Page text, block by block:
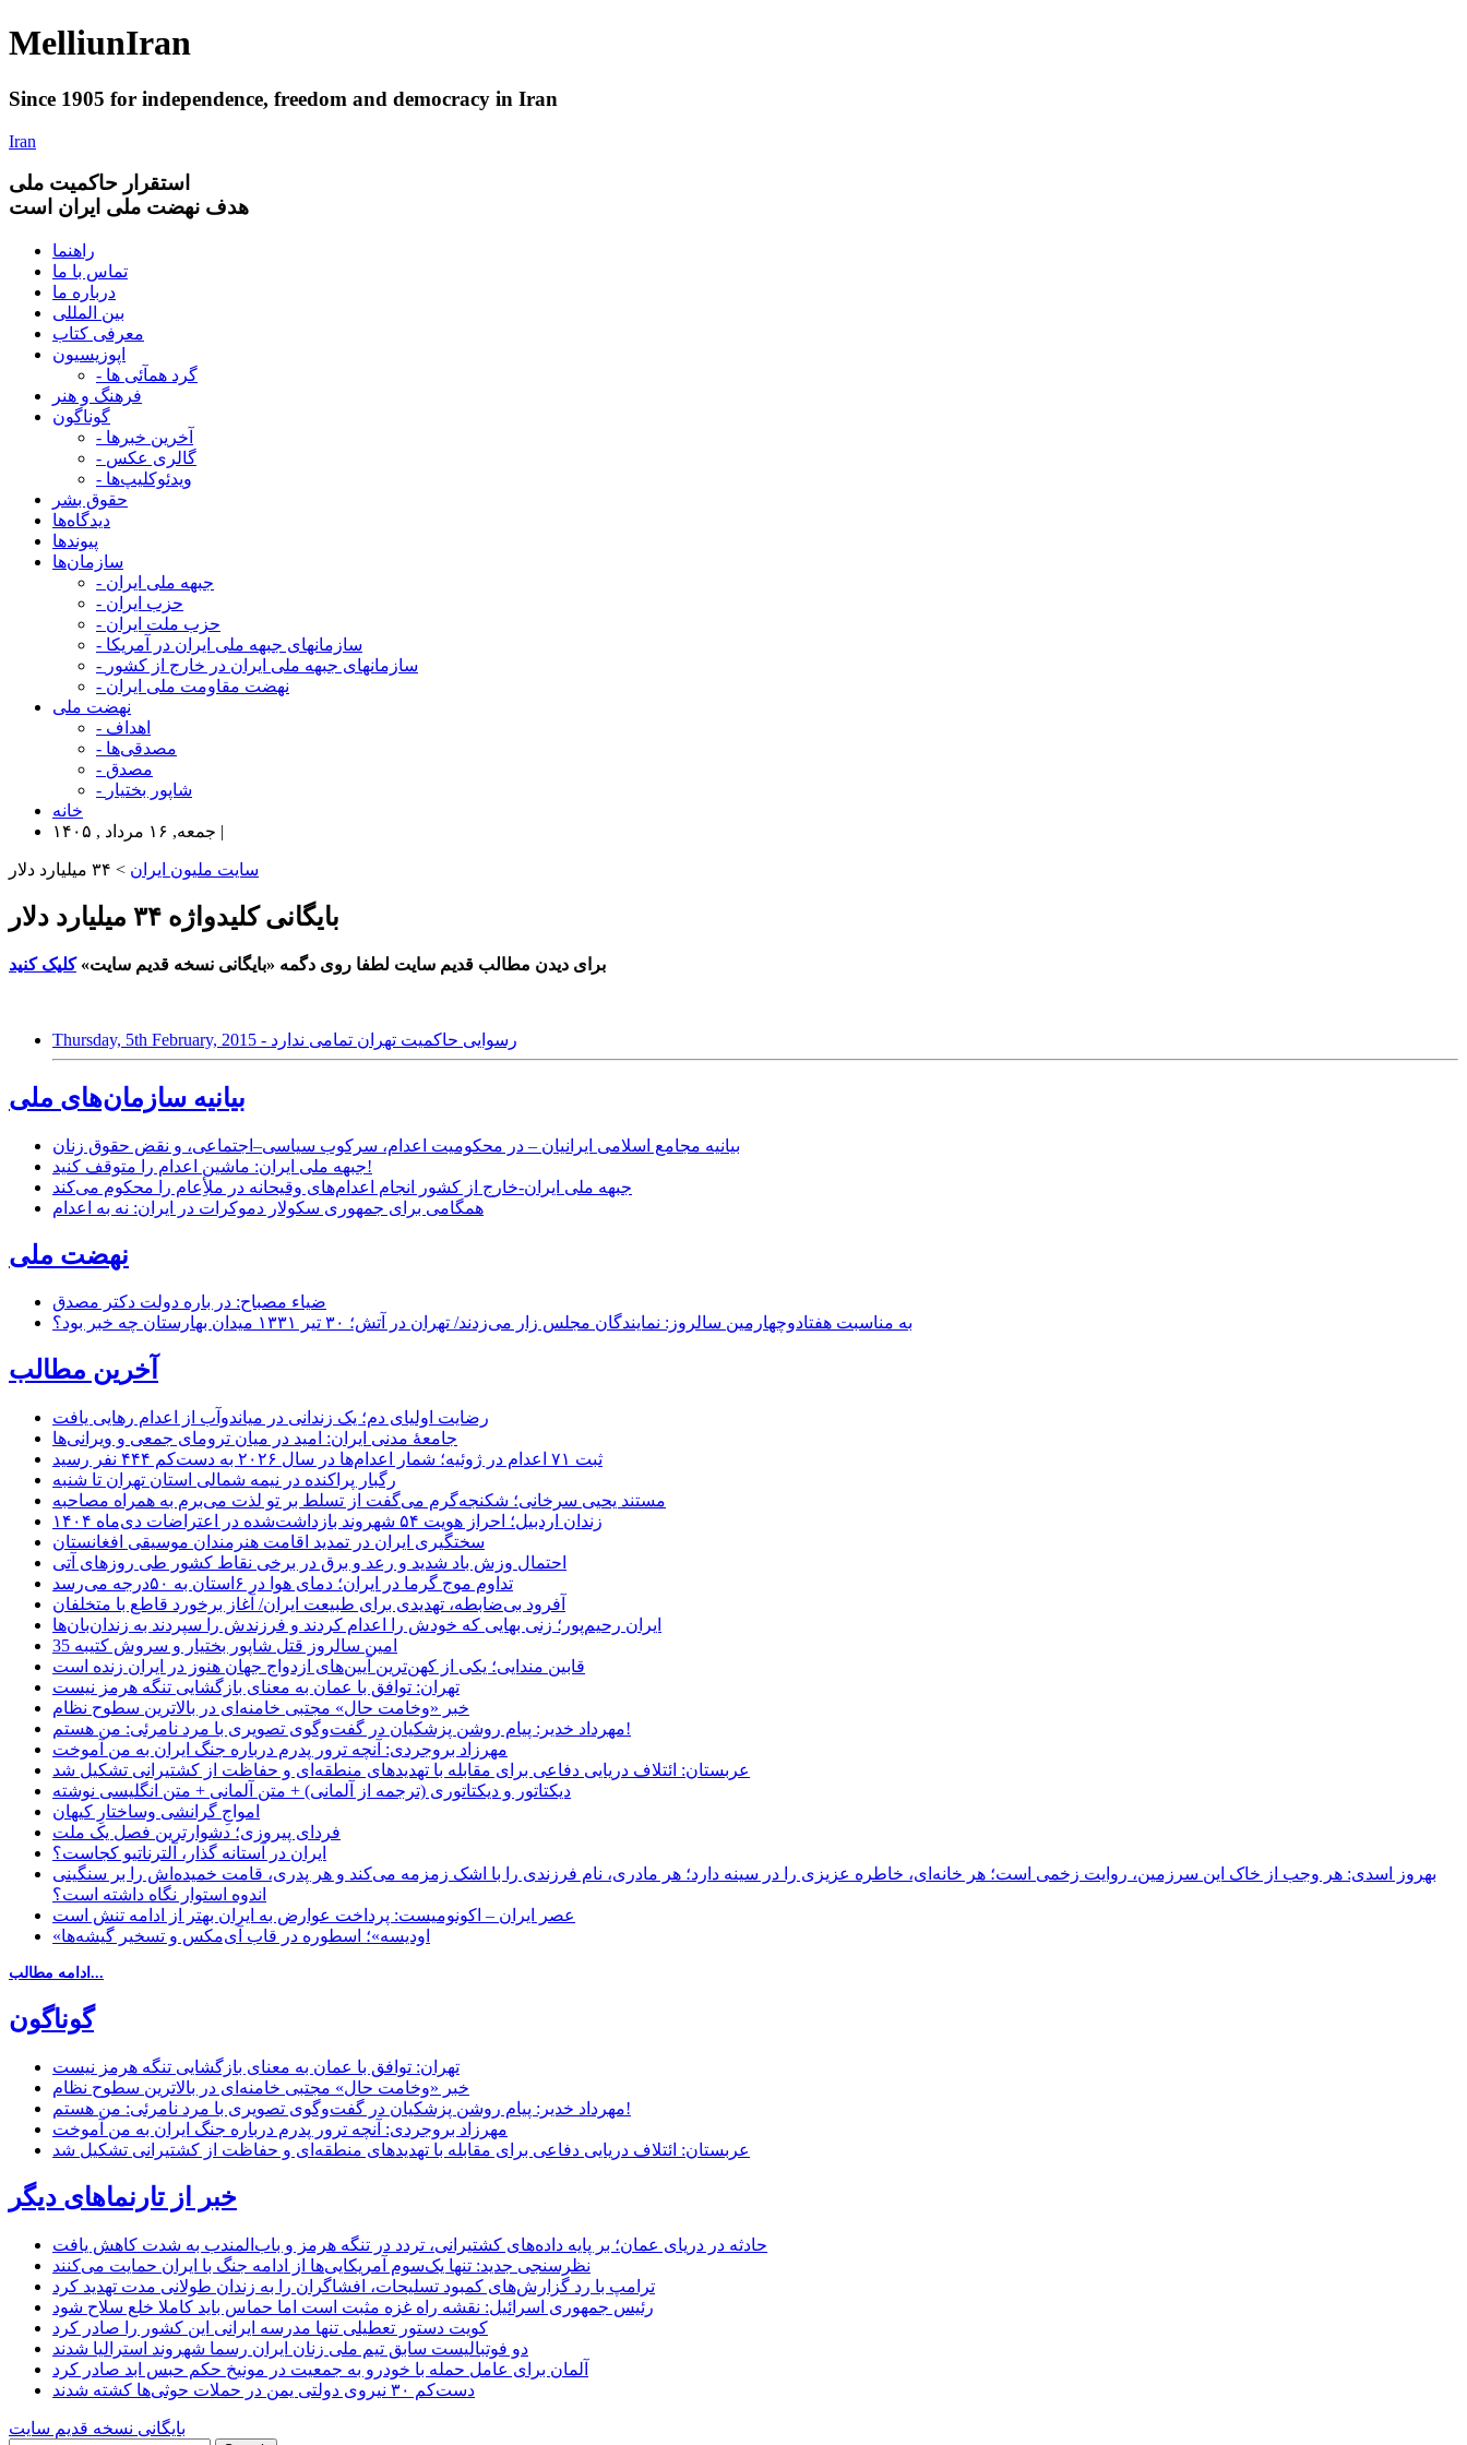
MelliunIran
Since 1905 for independence, freedom and democracy in Iran
Iran
استقرار حاکميت ملی
هدف نهضت ملی ایران است
راهنما
تماس با ما
درباره ما
بین المللی
معرفی کتاب
اپوزیسیون
- گرد همآئی ها
فرهنگ و هنر
گوناگون
- آخرین خبرها
- گالری عکس
- ویدئوکلیپ‌ها
حقوق بشر
دیدگاه‌ها
پیوندها
سازمان‌ها
- جبهه ملی ایران
- حزب ایران
- حزب ملت ایران
- سازمانهای جبهه ملی ایران در آمریکا
- سازمانهای جبهه ملی ایران در خارج از کشور
- نهضت مقاومت ملی ایران
نهضت ملی
- اهداف
- مصدقی‌ها
- مصدق
- شاپور بختیار
خانه
جمعه, ۱۶ مرداد , ۱۴۰۵ |
سایت ملیون ایران > ۳۴ میلیارد دلار
بایگانی کلیدواژه ۳۴ میلیارد دلار
برای دیدن مطالب قدیم سایت لطفا روی دگمه «بایگانی نسخه قدیم سایت»کلیک کنید
Thursday, 5th February, 2015 - رسوایی حاکمیت تهران تمامی ندارد
بیانیه سازمان‌های ملی
بیانیه مجامع اسلامی ایرانیان – در محکومیت اعدام، سرکوب سیاسی–اجتماعی، و نقض حقوق زنان
جبهه ملی ایران: ماشین اعدام را متوقف کنید!
جبهه ملی ایران-خارج از کشور انجام اعدام‌های وقیحانه در ملأِعام را محکوم می‌کند
همگامی برای جمهوری سکولار دموکرات در ایران: نه به اعدام
نهضت ملی
ضیاء مصباح: در باره دولت دکتر مصدق
به مناسبت هفتادوچهارمین سالروز: نمایندگان مجلس زار می‌زدند/ تهران در آتش؛ ۳۰ تیر ۱۳۳۱ میدان بهارستان چه خبر بود؟
آخرین مطالب
رضایت اولیای دم؛ یک زندانی در میاندوآب از اعدام رهایی یافت
جامعهٔ مدنی ایران: امید در میان ترومای جمعی و ویرانی‌ها
ثبت ۷۱ اعدام در ژوئیه؛ شمار اعدام‌ها در سال ۲۰۲۶ به دست‌کم ۴۴۴ نفر رسید
رگبار پراکنده در نیمه شمالی استان تهران تا شنبه
مستند یحیی سرخانی؛ شکنجه‌گرم می‌گفت از تسلط بر تو لذت می‌برم به همراه مصاحبه
زندان اردبیل؛ احراز هویت ۵۴ شهروند بازداشت‌شده در اعتراضات دی‌ماه ۱۴۰۴
سختگیری ایران در تمدید اقامت هنرمندان موسیقی افغانستان
احتمال وزش باد شدید و رعد و برق در برخی نقاط کشور طی روزهای آتی
تداوم موج گرما در ایران؛ دمای هوا در ۶استان به ۵۰درجه می‌رسد
آفرود بی‌ضابطه، تهدیدی برای طبیعت ایران/ آغاز برخورد قاطع با متخلفان
ایران رحیم‌پور؛ زنی بهایی که خودش را اعدام کردند و فرزندش را سپردند به زندان‌بان‌ها
35 امین سالروز قتل شاپور بختیار و سروش کتیبه
قابین مندایی؛ یکی از کهن‌ترین آیین‌های ازدواج جهان هنوز در ایران زنده است
تهران: توافق با عمان به معنای بازگشایی تنگه هرمز نیست
خبر «وخامت حال» مجتبی خامنه‌ای در بالاترین سطوح نظام
مهرداد خدیر: پیام روشن پزشکیان در گفت‌و‌گوی تصویری با مرد نامرئی: من هستم!
مهرزاد بروجردی: آنچه ترور پدرم درباره جنگ ایران به من آموخت
عربستان: ائتلاف دریایی دفاعی برای مقابله با تهدیدهای منطقه‌ای و حفاظت از کشتیرانی تشکیل شد
دیکتاتور و دیکتاتوری (ترجمه از آلمانی) + متن آلمانی + متن انگلیسی نوشته
‌امواجِ گرانشی وساختارِ کیهان
فردای پیروزی؛ دشوارترین فصل یک ملت
ایران در آستانه گذار، آلترناتیو کجاست؟
بهروز اسدی: هر وجب از خاک‌ این سرزمین، روایت زخمی است؛ هر خانه‌ای، خاطره عزیزی را در سینه دارد؛ هر مادری، نام فرزندی را با اشک زمزمه می‌کند و هر پدری، قامت خمیده‌اش را بر سنگینی
اندوه استوار نگاه داشته است؟
عصر ایران – اکونومیست: پرداخت عوارض به ایران بهتر از ادامه تنش است
«اودیسه»؛ اسطوره در قاب آی‌مکس و تسخیر گیشه‌ها
ادامه مطالب...
گوناگون
تهران: توافق با عمان به معنای بازگشایی تنگه هرمز نیست
خبر «وخامت حال» مجتبی خامنه‌ای در بالاترین سطوح نظام
مهرداد خدیر: پیام روشن پزشکیان در گفت‌و‌گوی تصویری با مرد نامرئی: من هستم!
مهرزاد بروجردی: آنچه ترور پدرم درباره جنگ ایران به من آموخت
عربستان: ائتلاف دریایی دفاعی برای مقابله با تهدیدهای منطقه‌ای و حفاظت از کشتیرانی تشکیل شد
خبر از تارنماهای دیگر
حادثه در دریای عمان؛ بر پایه داده‌های کشتیرانی، تردد در تنگه هرمز و باب‌المندب به شدت کاهش یافت
نظرسنجی جدید: تنها یک‌سوم آمریکایی‌ها از ادامه جنگ با ایران حمایت می‌کنند
ترامپ با رد گزارش‌های کمبود تسلیحات، افشاگران را به زندان طولانی مدت تهدید کرد
رئیس‌ جمهوری اسرائیل: نقشه راه غزه مثبت است اما حماس باید کاملا خلع سلاح شود
کویت دستور تعطیلی تنها مدرسه ایرانی این کشور را صادر کرد
دو فوتبالیست سابق تیم ملی زنان ایران رسما شهروند استرالیا شدند
آلمان برای عامل حمله با خودرو به جمعیت در مونیخ حکم حبس ابد صادر کرد
دست‌کم ۳۰ نیروی دولتی یمن در حملات حوثی‌ها کشته شدند
بایگانی نسخه قدیم سایت